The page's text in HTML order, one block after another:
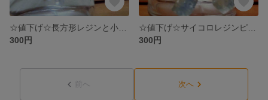
300円
300円
前へ 次へ